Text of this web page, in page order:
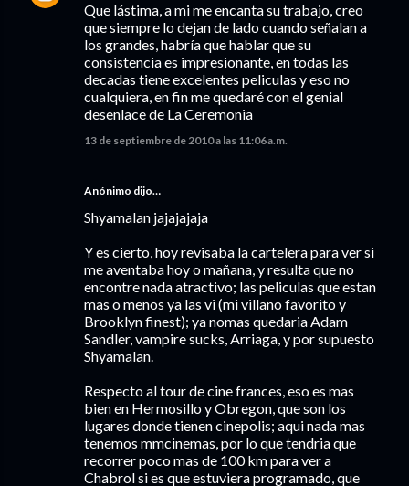
Que lástima, a mi me encanta su trabajo, creo
que siempre lo dejan de lado cuando señalan a
los grandes, habría que hablar que su
consistencia es impresionante, en todas las
decadas tiene excelentes peliculas y eso no
cualquiera, en fin me quedaré con el genial
desenlace de La Ceremonia
13 de septiembre de 2010 a las 11:06 a.m.
Anónimo dijo…
Shyamalan jajajajaja
Y es cierto, hoy revisaba la cartelera para ver si
me aventaba hoy o mañana, y resulta que no
encontre nada atractivo; las peliculas que estan
mas o menos ya las vi (mi villano favorito y
Brooklyn finest); ya nomas quedaria Adam
Sandler, vampire sucks, Arriaga, y por supuesto
Shyamalan.
Respecto al tour de cine frances, eso es mas
bien en Hermosillo y Obregon, que son los
lugares donde tienen cinepolis; aqui nada mas
tenemos mmcinemas, por lo que tendria que
recorrer poco mas de 100 km para ver a
Chabrol si es que estuviera programado, que